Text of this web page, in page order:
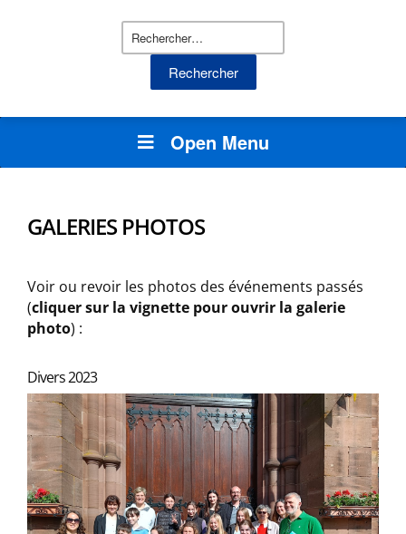
Rechercher :
Open Menu
GALERIES PHOTOS
Voir ou revoir les photos des événements passés
(cliquer sur la vignette pour ouvrir la galerie
photo) :
Divers 2023